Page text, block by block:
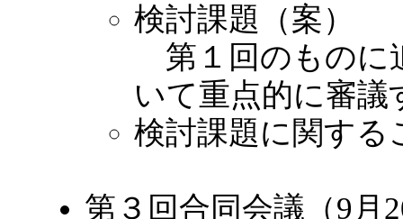
検討課題（案）
第１回のものに
いて重点的に審
検討課題に関する
第３回合同会議（9